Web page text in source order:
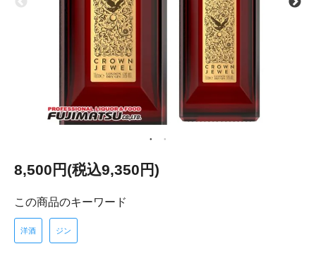
8,500円(税込9,350円)
この商品のキーワード
洋酒 ジン